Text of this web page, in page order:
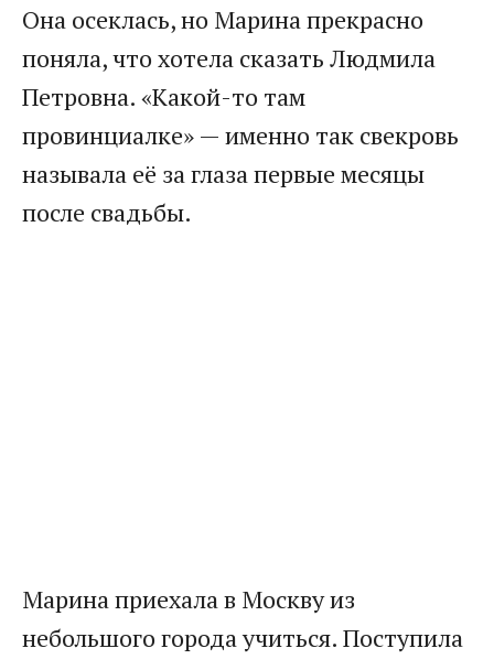
Она осеклась, но Марина прекрасно
поняла, что хотела сказать Людмила
Петровна. «Какой-то там
провинциалке» — именно так свекровь
называла её за глаза первые месяцы
после свадьбы.
Марина приехала в Москву из
небольшого города учиться. Поступила